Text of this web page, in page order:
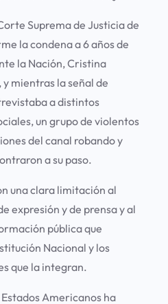
Suprema de Justicia de
la condena a 6 años de
la Nación, Cristina
mientras la señal de
a distintos
un grupo de violentos
del canal robando y
a su paso.
una clara limitación al
expresión y de prensa y al
pública que
Nacional y los
que la integran.
Americanos ha